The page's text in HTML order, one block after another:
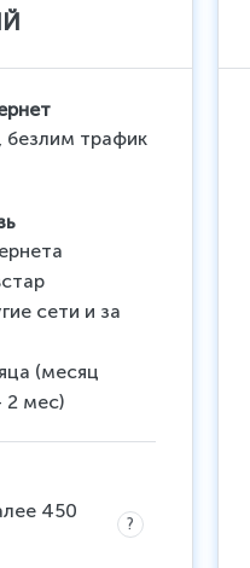
трафик
сети и за
(месяц
2 мес)
450
?